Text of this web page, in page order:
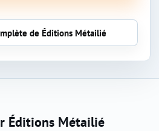
de Éditions Métailié
Éditions Métailié